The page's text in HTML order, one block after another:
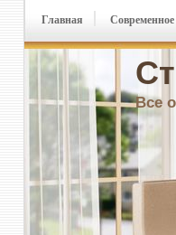
Все
Главная Современное